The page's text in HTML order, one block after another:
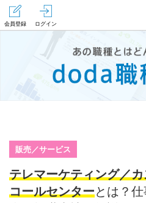
会員登録 ログイン
販売／サービス
テレマーケティング／
コールセンターとは？